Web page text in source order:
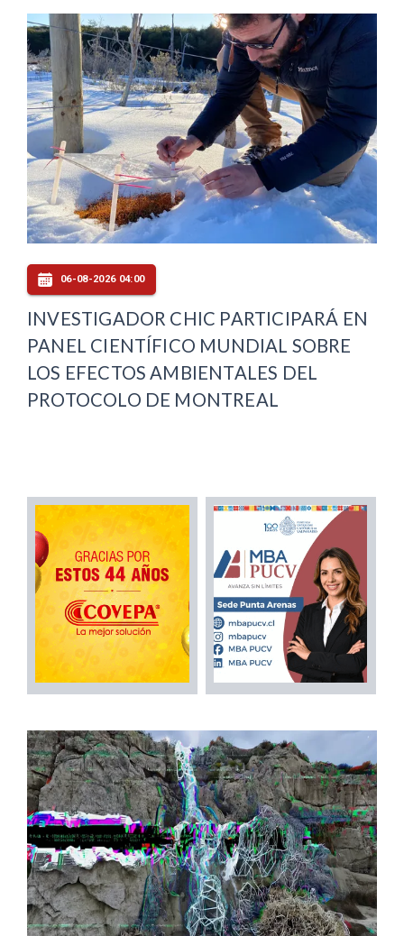
06-08-2026 04:00
INVESTIGADOR CHIC PARTICIPARÁ EN
PANEL CIENTÍFICO MUNDIAL SOBRE
LOS EFECTOS AMBIENTALES DEL
PROTOCOLO DE MONTREAL